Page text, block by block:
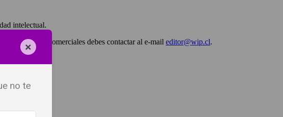
intelectual.
con fines comerciales debes contactar al e-mail editor@wip.cl.
×
no te